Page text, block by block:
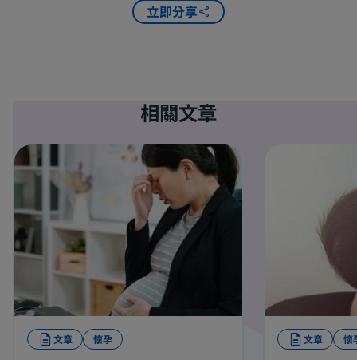
立即分享
相關文章
文章 懷孕 文章 懷